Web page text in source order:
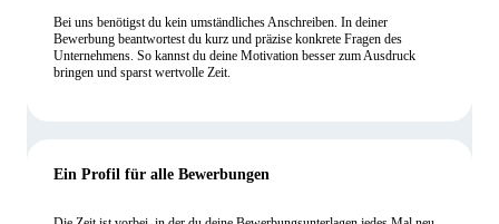
Bei uns benötigst du kein umständliches Anschreiben. In deiner
Bewerbung beantwortest du kurz und präzise konkrete Fragen des
Unternehmens. So kannst du deine Motivation besser zum Ausdruck
bringen und sparst wertvolle Zeit.
Ein Profil für alle Bewerbungen